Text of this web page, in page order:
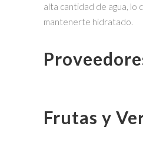
alta cantidad de agua, lo
mantenerte hidratado.
Frutas y